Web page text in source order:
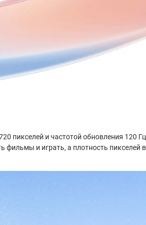
пикселей и частотой обновления 120
фильмы и играть, а плотность пикселей